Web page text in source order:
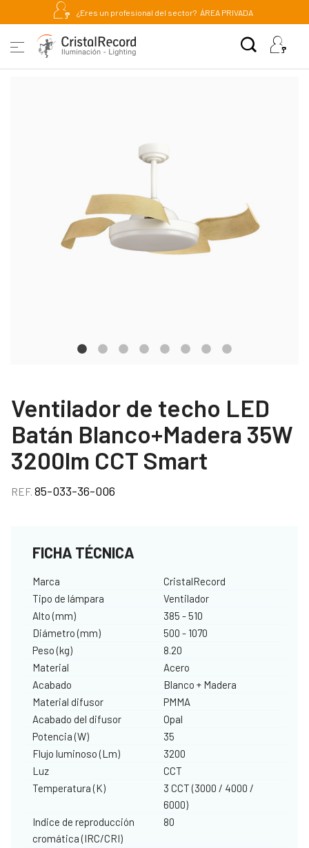
¿Eres un profesional del sector? ÁREA PRIVADA
Ventilador de techo LED
Batán Blanco+Madera 35W
3200lm CCT Smart
REF. 85-033-36-006
FICHA TÉCNICA
Marca
CristalRecord
Tipo de lámpara
Ventilador
Alto (mm)
385 - 510
Diámetro (mm)
500 - 1070
Peso (kg)
8.20
Material
Acero
Acabado
Blanco + Madera
Material difusor
PMMA
Acabado del difusor
Opal
Potencia (W)
35
Flujo luminoso (Lm)
3200
Luz
CCT
Temperatura (K)
3 CCT (3000 / 4000 /
6000)
Indice de reproducción
cromática (IRC/CRI)
80